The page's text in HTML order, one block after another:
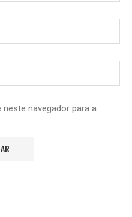
navegador para a